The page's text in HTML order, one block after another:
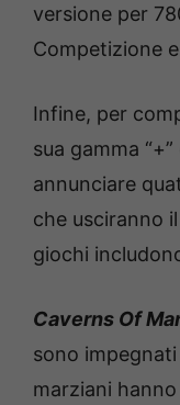
versione per
Competizione
Infine, per
sua gamma
annunciare
che usciranno
giochi
Caverns Of
sono
marziani